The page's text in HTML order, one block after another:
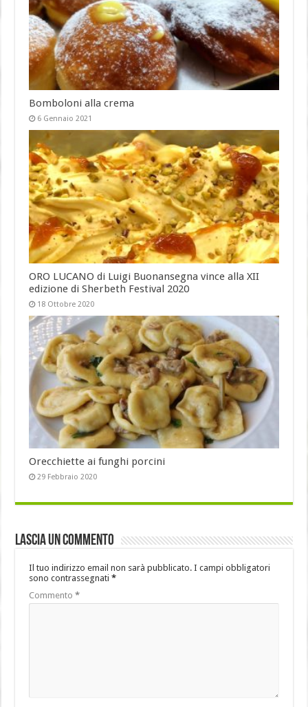
Bomboloni alla crema
6 Gennaio 2021
ORO LUCANO di Luigi Buonansegna vince alla XII
edizione di Sherbeth Festival 2020
18 Ottobre 2020
Orecchiette ai funghi porcini
29 Febbraio 2020
Lascia un commento
Il tuo indirizzo email non sarà pubblicato. I campi obbligatori
sono contrassegnati*
Commento*